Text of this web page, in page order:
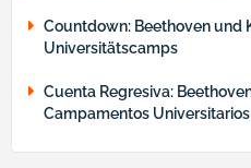
Countdown: Beethoven und
Universitätscamps
Cuenta Regresiva:
Campamentos Universitarios